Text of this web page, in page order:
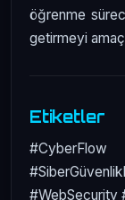
öğrenme
getirmeyi
Etiketler
#WebSecurity